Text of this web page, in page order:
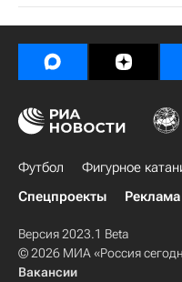
Футбол Фигурное
Спецпроекты
Реклама
Версия 2023.1 Beta
© 2026 МИА «Россия
Вакансии